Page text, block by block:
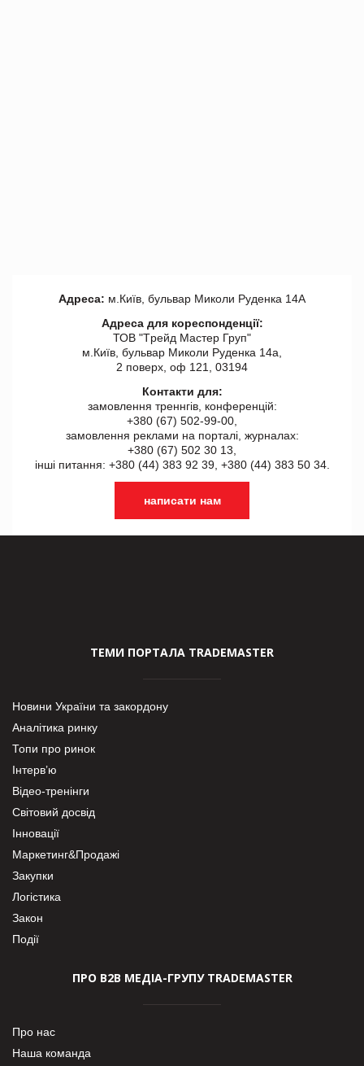
Адреса: м.Київ, бульвар Миколи Руденка 14А
Адреса для кореспонденції:
ТОВ "Tрейд Мастер Груп"
м.Київ, бульвар Миколи Руденка 14а,
2 поверх, оф 121, 03194
Контакти для:
замовлення треннгів, конференцій:
+380 (67) 502-99-00,
замовлення реклами на порталі, журналах:
+380 (67) 502 30 13,
інші питання: +380 (44) 383 92 39, +380 (44) 383 50 34.
написати нам
ТЕМИ ПОРТАЛА TRADEMASTER
Новини України та закордону
Аналітика ринку
Топи про ринок
Інтерв’ю
Відео-тренінги
Світовий досвід
Інновації
Маркетинг&Продажі
Закупки
Логістика
Закон
Події
ПРО В2В МЕДІА-ГРУПУ TRADEMASTER
Про нас
Наша команда